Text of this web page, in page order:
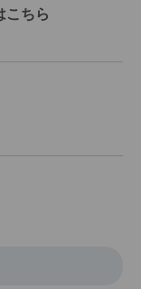
こちら